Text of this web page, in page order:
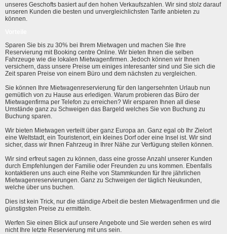
unseres Geschofts basiert auf den hohen Verkaufszahlen. Wir sind stolz darauf
unseren Kunden die besten und unvergleichlichsten Tarife anbieten zu
können.
Sparen Sie bis zu 30% bei Ihrem Mietwagen und machen Sie Ihre
Reservierung mit Booking centre Online. Wir bieten Ihnen die selben
Fahrzeuge wie die lokalen Mietwagenfirmen. Jedoch können wir Ihnen
versichern, dass unsere Preise um einiges interesanter sind und Sie sich die
Zeit sparen Preise von einem Büro und dem nächsten zu vergleichen.
Sie können Ihre Mietwagenreservierung für den langersehnten Urlaub nun
gemütlich von zu Hause aus erledigen. Warum probieren das Büro der
Mietwagenfirma per Telefon zu erreichen? Wir ersparen Ihnen all diese
Umstände ganz zu Schweigen das Bargeld welches Sie von Buchung zu
Buchung sparen.
Wir bieten Mietwagen verteilt über ganz Europa an. Ganz egal ob Ihr Zielort
eine Weltstadt, ein Touristenort, ein kleines Dorf oder eine Insel ist. Wir sind
sicher, dass wir Ihnen Fahrzeug in Ihrer Nähe zur Verfügung stellen können.
Wir sind erfreut sagen zu können, dass eine grosse Anzahl unserer Kunden
durch Empfehlungen der Familie oder Freunden zu uns kommen. Ebenfalls
kontaktieren uns auch eine Reihe von Stammkunden für Ihre jährlichen
Mietwagenreservierungen. Ganz zu Schweigen der täglich Neukunden,
welche über uns buchen.
Dies ist kein Trick, nur die ständige Arbeit die besten Mietwagenfirmen und die
günstigsten Preise zu ermitteln.
Werfen Sie einen Blick auf unsere Angebote und Sie werden sehen es wird
nicht Ihre letzte Reservierung mit uns sein.